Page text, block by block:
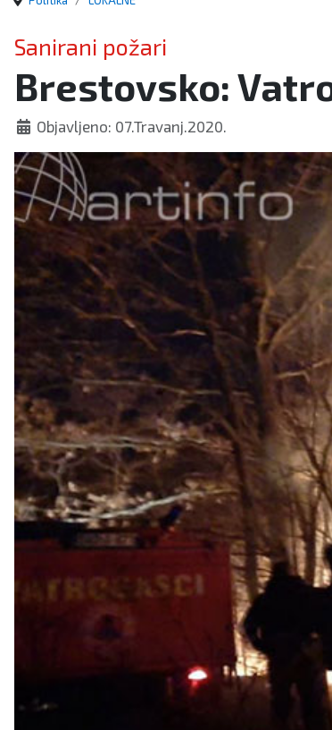
Sanirani požari
Brestovsko:
Objavljeno: 07.Travanj.2020.